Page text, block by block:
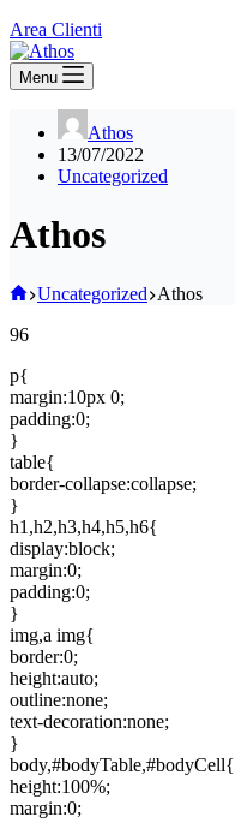
Area Clienti
Menu
Athos
13/07/2022
Uncategorized
Athos
Home
Uncategorized Athos
96
p{
margin:10px 0;
padding:0;
}
table{
border-collapse:collapse;
}
h1,h2,h3,h4,h5,h6{
display:block;
margin:0;
padding:0;
}
img,a img{
border:0;
height:auto;
outline:none;
text-decoration:none;
}
body,#bodyTable,#bodyCell{
height:100%;
margin:0;